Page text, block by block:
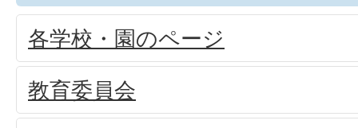
各学校・園のページ
教育委員会